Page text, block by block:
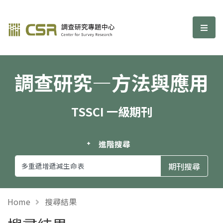
調查研究—方法與應用期刊 選
調查研究—方法與應用
TSSCI 一級期刊
進階搜尋
Home 搜尋結果